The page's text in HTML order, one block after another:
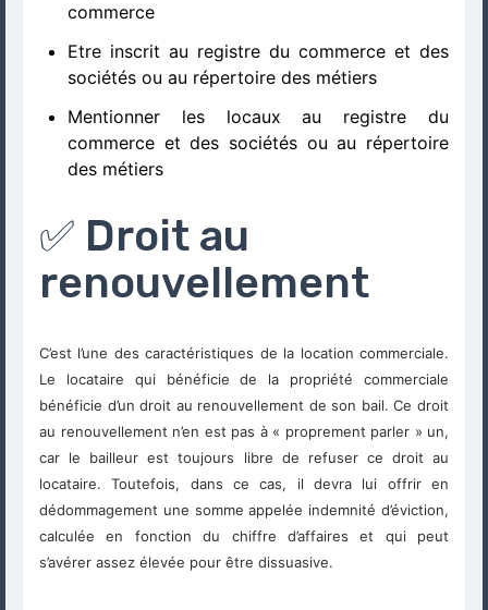
commerce
Etre inscrit au registre du commerce et des
sociétés ou au répertoire des métiers
Mentionner les locaux au registre du
commerce et des sociétés ou au répertoire
des métiers
✅ Droit au
renouvellement
C’est l’une des caractéristiques de la location commerciale.
Le locataire qui bénéficie de la propriété commerciale
bénéficie d’un droit au renouvellement de son bail. Ce droit
au renouvellement n’en est pas à « proprement parler » un,
car le bailleur est toujours libre de refuser ce droit au
locataire. Toutefois, dans ce cas, il devra lui offrir en
dédommagement une somme appelée indemnité d’éviction,
calculée en fonction du chiffre d’affaires et qui peut
s’avérer assez élevée pour être dissuasive.